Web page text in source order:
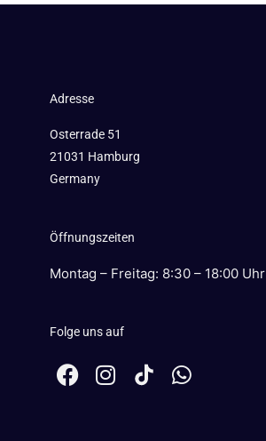
Adresse
Osterrade 51
21031 Hamburg
Germany
Öffnungszeiten
Montag – Freitag: 8:30 – 18:00 Uhr
Folge uns auf
F
a
I
n
W
h